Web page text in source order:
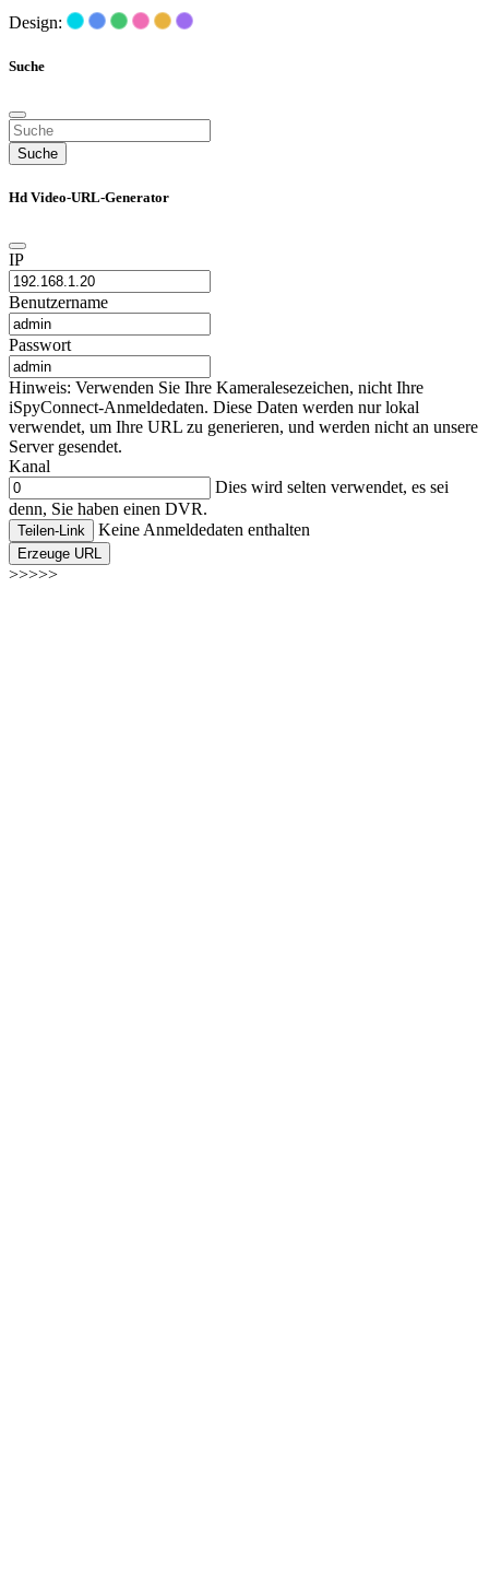
Design:
Suche
Suche
Hd Video-URL-Generator
IP
Benutzername
Passwort
Hinweis: Verwenden Sie Ihre Kameralesezeichen, nicht Ihre
iSpyConnect-Anmeldedaten. Diese Daten werden nur lokal
verwendet, um Ihre URL zu generieren, und werden nicht an unsere
Server gesendet.
Kanal
Dies wird selten verwendet, es sei
denn, Sie haben einen DVR.
Teilen-Link Keine Anmeldedaten enthalten
Erzeuge URL
>>>>>